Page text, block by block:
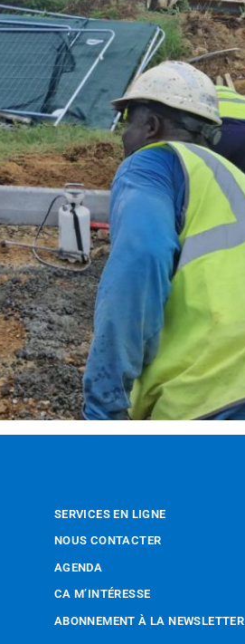
SERVICES EN LIGNE
NOUS CONTACTER
AGENDA
CA M’INTÉRESSE
ABONNEMENT À LA NEWSLETTER